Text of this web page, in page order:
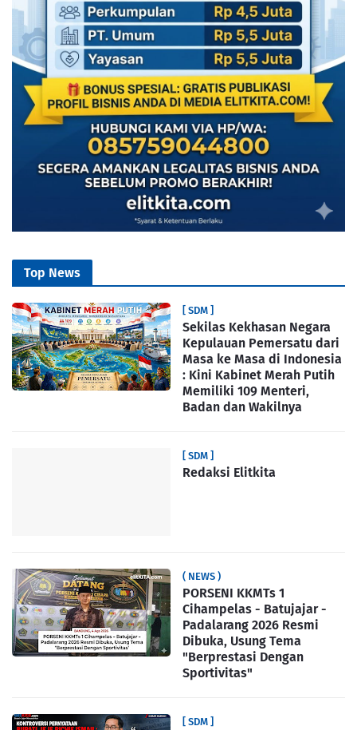
Top News
[ SDM ]
Sekilas Kekhasan Negara
Kepulauan Pemersatu dari
Masa ke Masa di Indonesia
: Kini Kabinet Merah Putih
Memiliki 109 Menteri,
Badan dan Wakilnya
[ SDM ]
Redaksi Elitkita
( NEWS )
PORSENI KKMTs 1
Cihampelas - Batujajar -
Padalarang 2026 Resmi
Dibuka, Usung Tema
"Berprestasi Dengan
Sportivitas"
[ SDM ]